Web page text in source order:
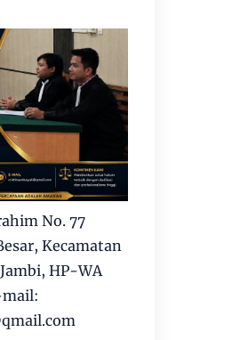
No. 77
Kecamatan
HP-WA